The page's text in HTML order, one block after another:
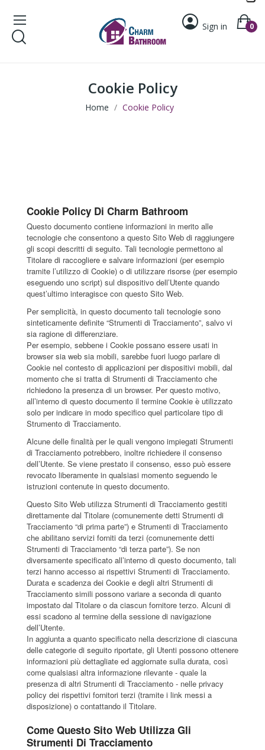
Sign in 0
Cookie Policy
Home Cookie Policy
Cookie Policy Di Charm Bathroom
Questo documento contiene informazioni in merito alle
tecnologie che consentono a questo Sito Web di raggiungere
gli scopi descritti di seguito. Tali tecnologie permettono al
Titolare di raccogliere e salvare informazioni (per esempio
tramite l’utilizzo di Cookie) o di utilizzare risorse (per esempio
eseguendo uno script) sul dispositivo dell’Utente quando
quest’ultimo interagisce con questo Sito Web.
Per semplicità, in questo documento tali tecnologie sono
sinteticamente definite “Strumenti di Tracciamento”, salvo vi
sia ragione di differenziare.
Per esempio, sebbene i Cookie possano essere usati in
browser sia web sia mobili, sarebbe fuori luogo parlare di
Cookie nel contesto di applicazioni per dispositivi mobili, dal
momento che si tratta di Strumenti di Tracciamento che
richiedono la presenza di un browser. Per questo motivo,
all’interno di questo documento il termine Cookie è utilizzato
solo per indicare in modo specifico quel particolare tipo di
Strumento di Tracciamento.
Alcune delle finalità per le quali vengono impiegati Strumenti
di Tracciamento potrebbero, inoltre richiedere il consenso
dell’Utente. Se viene prestato il consenso, esso può essere
revocato liberamente in qualsiasi momento seguendo le
istruzioni contenute in questo documento.
Questo Sito Web utilizza Strumenti di Tracciamento gestiti
direttamente dal Titolare (comunemente detti Strumenti di
Tracciamento “di prima parte”) e Strumenti di Tracciamento
che abilitano servizi forniti da terzi (comunemente detti
Strumenti di Tracciamento “di terza parte”). Se non
diversamente specificato all’interno di questo documento, tali
terzi hanno accesso ai rispettivi Strumenti di Tracciamento.
Durata e scadenza dei Cookie e degli altri Strumenti di
Tracciamento simili possono variare a seconda di quanto
impostato dal Titolare o da ciascun fornitore terzo. Alcuni di
essi scadono al termine della sessione di navigazione
dell’Utente.
In aggiunta a quanto specificato nella descrizione di ciascuna
delle categorie di seguito riportate, gli Utenti possono ottenere
informazioni più dettagliate ed aggiornate sulla durata, così
come qualsiasi altra informazione rilevante - quale la
presenza di altri Strumenti di Tracciamento - nelle privacy
policy dei rispettivi fornitori terzi (tramite i link messi a
disposizione) o contattando il Titolare.
Come Questo Sito Web Utilizza Gli
Strumenti Di Tracciamento